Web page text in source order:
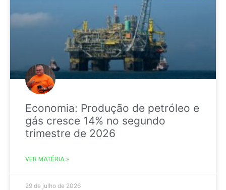
Economia: Produção de petróleo e
gás cresce 14% no segundo
trimestre de 2026
VER MATÉRIA »
29 de julho de 2026